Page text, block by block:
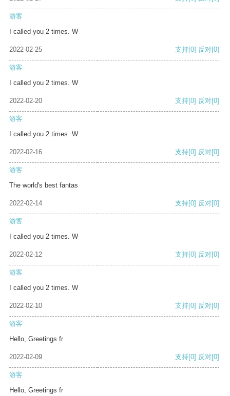
游客
I called you 2 times. W
2022-02-25 支持[0] 反对[0]
游客
I called you 2 times. W
2022-02-20 支持[0] 反对[0]
游客
I called you 2 times. W
2022-02-16 支持[0] 反对[0]
游客
The world's best fantas
2022-02-14 支持[0] 反对[0]
游客
I called you 2 times. W
2022-02-12 支持[0] 反对[0]
游客
I called you 2 times. W
2022-02-10 支持[0] 反对[0]
游客
Hello, Greetings fr
2022-02-09 支持[0] 反对[0]
游客
Hello, Greetings fr